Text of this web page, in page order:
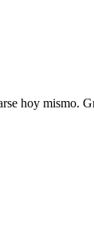
hoy mismo.